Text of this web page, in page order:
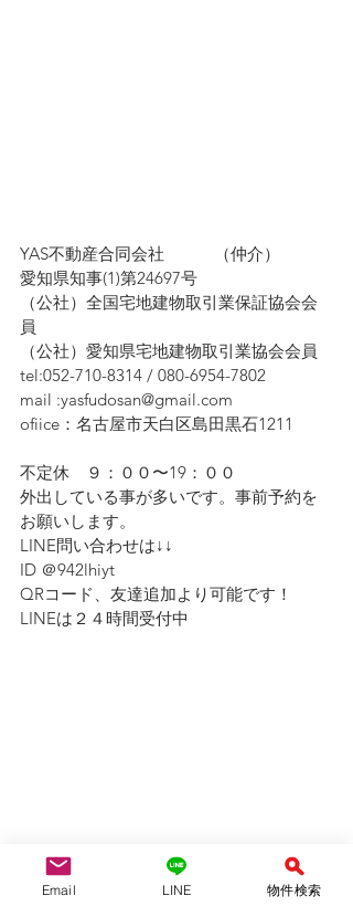
YAS不動産合同会社　　　（仲介）
愛知県知事(1)第24697号
（公社）全国宅地建物取引業保証協会会
員
（公社）愛知県宅地建物取引業協会会員
tel:052-710-8314 / 080-6954-7802
mail :yasfudosan@gmail.com
ofiice：名古屋市天白区島田黒石1211
不定休　９：００〜19：００
外出している事が多いです。事前予約を
お願いします。
LINE問い合わせは↓↓
ID ＠942lhiyt
QRコード、友達追加より可能です！
LINEは２４時間受付中
Email LINE 物件検索